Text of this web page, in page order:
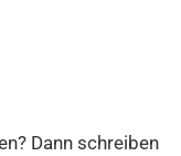
Dann schreiben